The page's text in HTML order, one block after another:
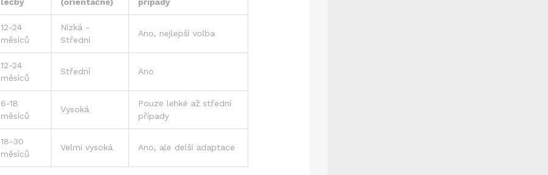
12-24
měsíců
Nízká -
Střední
Ano, nejlepší volba
12-24
měsíců
Střední Ano
6-18
měsíců
Vysoká
Pouze lehké až střední
případy
18-30
měsíců
Velmi vysoká Ano, ale delší adaptace